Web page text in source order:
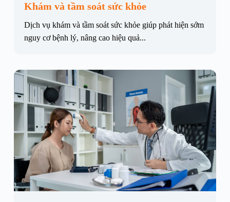
Khám và tầm soát sức khỏe
Dịch vụ khám và tầm soát sức khỏe giúp phát hiện sớm
nguy cơ bệnh lý, nâng cao hiệu quả...